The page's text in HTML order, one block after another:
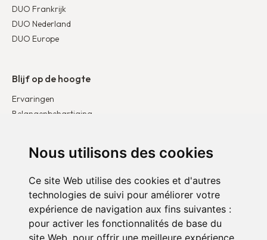
Nous utilisons des cookies
Ce site Web utilise des cookies et d'autres
technologies de suivi pour améliorer votre
expérience de navigation aux fins suivantes :
pour activer les fonctionnalités de base du
site Web pour offrir une meilleure expérience
DUO Frankrijk
DUO Nederland
DUO Europe
Blijf op de hoogte
Ervaringen
Belangenbehartiging
Doe mee
Word bedrijfspartner
Word vrijwilliger
Doneer